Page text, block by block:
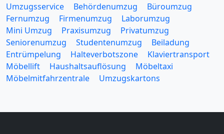
Umzugsservice Behördenumzug
Büroumzug
Fernumzug
Firmenumzug
Laborumzug
Mini Umzug
Praxisumzug
Privatumzug
Seniorenumzug
Studentenumzug
Beiladung
Entrümpelung
Halteverbotszone
Klaviertransport
Möbellift
Haushaltsauflösung
Möbeltaxi
Möbelmitfahrzentrale
Umzugskartons